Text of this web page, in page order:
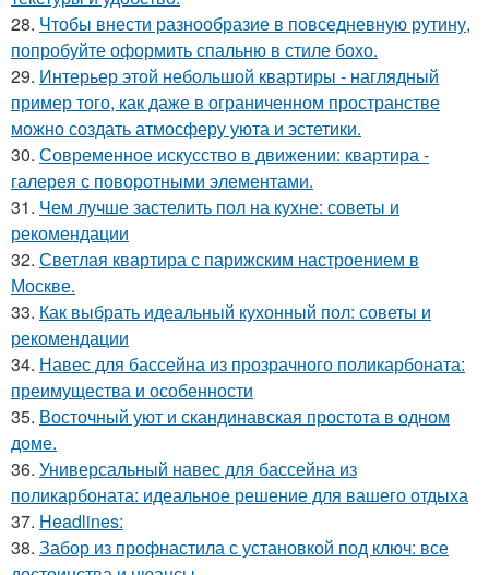
28. Чтобы внести разнообразие в повседневную рутину,
попробуйте оформить спальню в стиле бохо.
29. Интерьер этой небольшой квартиры - наглядный
пример того, как даже в ограниченном пространстве
можно создать атмосферу уюта и эстетики.
30. Современное искусство в движении: квартира -
галерея с поворотными элементами.
31. Чем лучше застелить пол на кухне: советы и
рекомендации
32. Светлая квартира с парижским настроением в
Москве.
33. Как выбрать идеальный кухонный пол: советы и
рекомендации
34. Навес для бассейна из прозрачного поликарбоната:
преимущества и особенности
35. Восточный уют и скандинавская простота в одном
доме.
36. Универсальный навес для бассейна из
поликарбоната: идеальное решение для вашего отдыха
37. Headlines:
38. Забор из профнастила с установкой под ключ: все